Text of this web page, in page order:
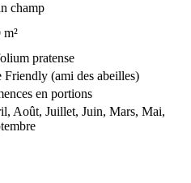
champ
m²
pratense
Friendly (ami des abeilles)
en portions
Août, Juillet, Juin, Mars, Mai,